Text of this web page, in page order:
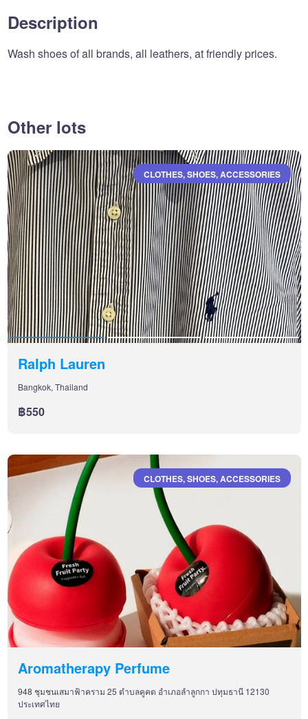
Description
Wash shoes of all brands, all leathers, at friendly prices.
Other lots
CLOTHES, SHOES, ACCESSORIES
Ralph Lauren
Bangkok, Thailand
฿550
CLOTHES, SHOES, ACCESSORIES
Aromatherapy Perfume
948 ชุมชนเสมาฟ้าคราม 25 ตำบลคูคต อำเภอลำลูกกา ปทุมธานี 12130
ประเทศไทย